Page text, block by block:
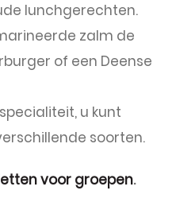
lunchgerechten.
zalm de
of een Deense
u kunt
soorten.
voor groepen.